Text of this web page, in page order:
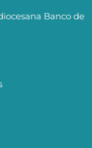
Banco de